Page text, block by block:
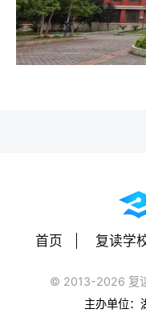
首页 复读学
© 2013-2026 复
主办单位：